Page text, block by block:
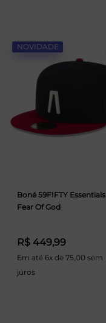
NOVIDADE
Boné 59FIFTY Essentials
Fear Of God
R$ 449,99
Em até 6x de 75,00 sem
juros